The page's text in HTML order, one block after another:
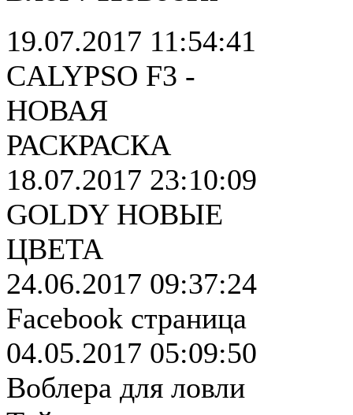
19.07.2017 11:54:41
CALYPSO F3 -
НОВАЯ
РАСКРАСКА
18.07.2017 23:10:09
GOLDY НОВЫЕ
ЦВЕТА
24.06.2017 09:37:24
Facebook страница
04.05.2017 05:09:50
Воблера для ловли